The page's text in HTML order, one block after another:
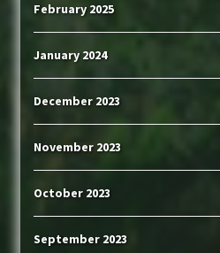
February 2025
January 2024
December 2023
November 2023
October 2023
September 2023